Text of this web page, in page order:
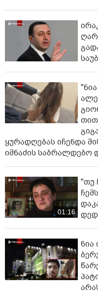
ყურადღებას იჩენდა
იმნაძის საბრალდებო
01:16
"თუ
ნია